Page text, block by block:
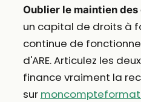
Oublier le maintien
un capital de droits à
continue de
d'ARE. Articulez les
finance vraiment la
sur